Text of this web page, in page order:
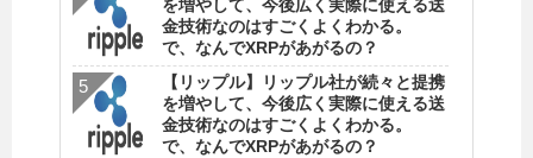
を増やして、今後広く実際に使える送
金技術なのはすごくよくわかる。
で、なんでXRPがあがるの？
【リップル】リップル社が続々と提携
を増やして、今後広く実際に使える送
金技術なのはすごくよくわかる。
で、なんでXRPがあがるの？